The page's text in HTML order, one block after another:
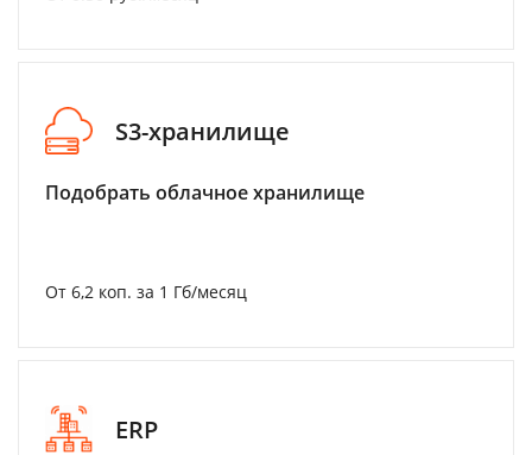
S3-хранилище
Подобрать облачное хранилище
От 6,2 коп. за 1 Гб/месяц
ERP